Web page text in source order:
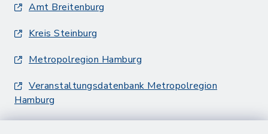
Amt Breitenburg
Kreis Steinburg
Metropolregion Hamburg
Veranstaltungsdatenbank Metropolregion
Hamburg